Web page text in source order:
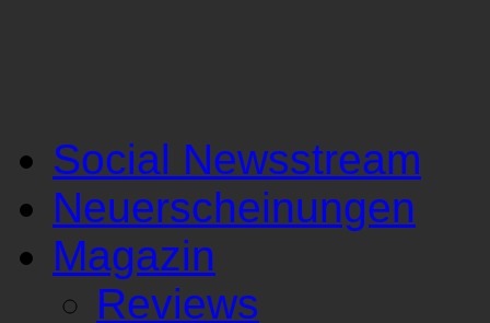
Social Newsstream
Neuerscheinungen
Magazin
Reviews